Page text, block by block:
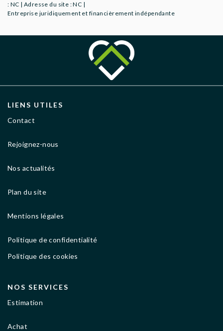
: NC | Adresse du site : NC |
Entreprise juridiquement et financièrement indépendante
LIENS UTILES
Contact
Rejoignez-nous
Nos actualités
Plan du site
Mentions légales
Politique de confidentialité
Politique des cookies
NOS SERVICES
Estimation
Achat